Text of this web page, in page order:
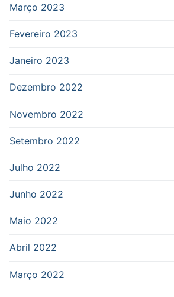
Março 2023
Fevereiro 2023
Janeiro 2023
Dezembro 2022
Novembro 2022
Setembro 2022
Julho 2022
Junho 2022
Maio 2022
Abril 2022
Março 2022